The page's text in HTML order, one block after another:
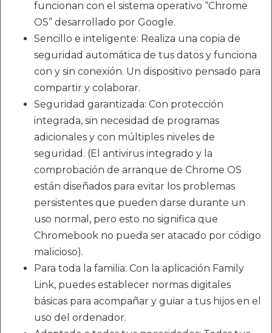
funcionan con el sistema operativo “Chrome
OS” desarrollado por Google.
Sencillo e inteligente: Realiza una copia de
seguridad automática de tus datos y funciona
con y sin conexión. Un dispositivo pensado para
compartir y colaborar.
Seguridad garantizada: Con protección
integrada, sin necesidad de programas
adicionales y con múltiples niveles de
seguridad. (El antivirus integrado y la
comprobación de arranque de Chrome OS
están diseñados para evitar los problemas
persistentes que pueden darse durante un
uso normal, pero esto no significa que
Chromebook no pueda ser atacado por código
malicioso).
Para toda la familia: Con la aplicación Family
Link, puedes establecer normas digitales
básicas para acompañar y guiar a tus hijos en el
uso del ordenador.